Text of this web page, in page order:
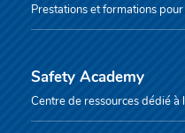
Prestations et formations
Safety Academy
Centre de ressources dédié à